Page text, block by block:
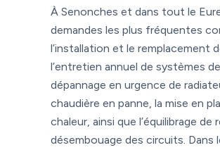
À Senonches et dans tout le
demandes les plus fréquentes
l’installation et le remplacement
l’entretien annuel de systèmes
dépannage en urgence de
chaudière en panne, la mise en
chaleur, ainsi que l’équilibrage de
désembouage des circuits. Dans